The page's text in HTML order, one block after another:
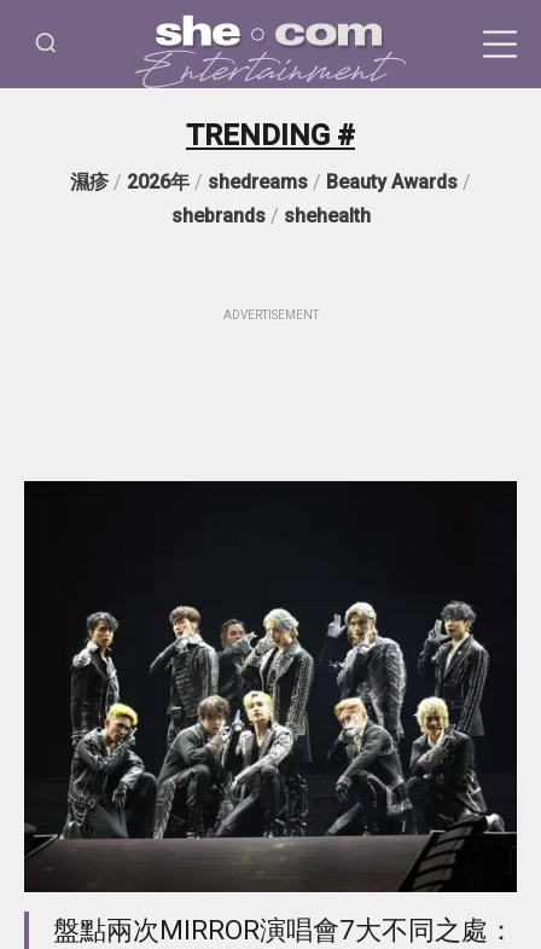
TRENDING #
濕疹 / 2026年 / shedreams / Beauty Awards /
shebrands/ shehealth
ADVERTISEMENT
盤點兩次MIRROR演唱會7大不同之處：